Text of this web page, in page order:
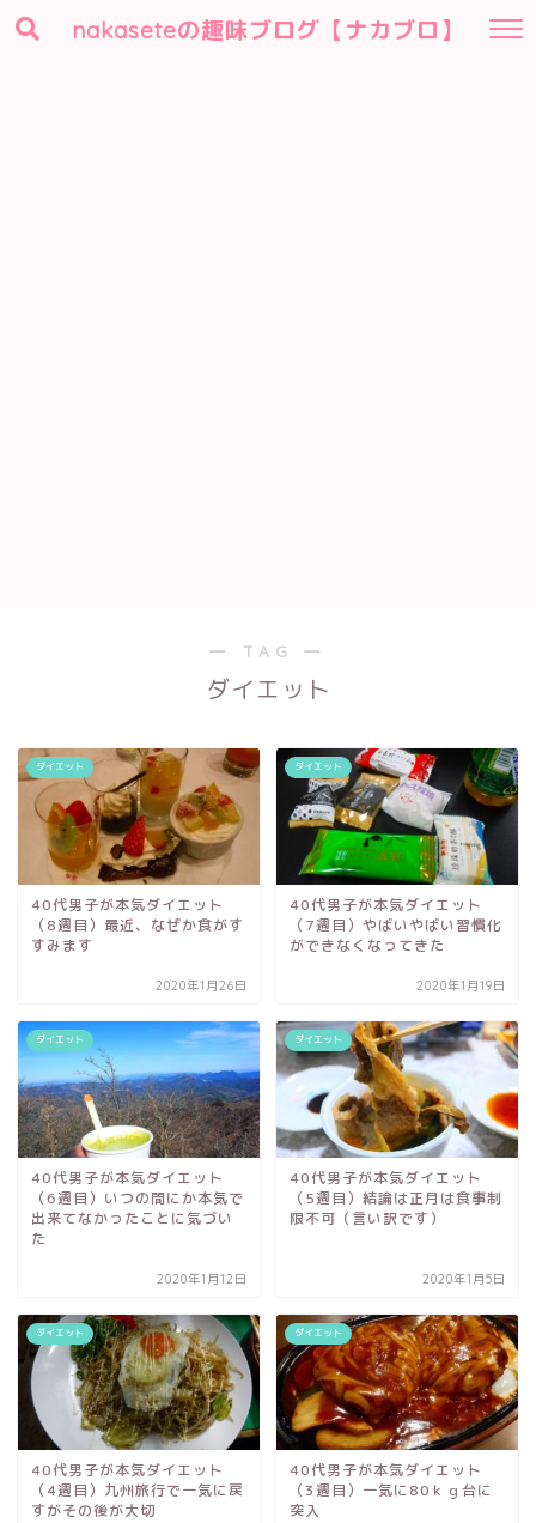
nakaseteの趣味ブログ【ナカブロ】
― TAG ―
ダイエット
ダイエット
40代男子が本気ダイエット
（8週目）最近、なぜか食がす
すみます
2020年1月26日
ダイエット
40代男子が本気ダイエット
（7週目）やばいやばい習慣化
ができなくなってきた
2020年1月19日
ダイエット
40代男子が本気ダイエット
（6週目）いつの間にか本気で
出来てなかったことに気づい
た
2020年1月12日
ダイエット
40代男子が本気ダイエット
（5週目）結論は正月は食事制
限不可（言い訳です）
2020年1月5日
ダイエット
40代男子が本気ダイエット
（4週目）九州旅行で一気に戻
すがその後が大切
ダイエット
40代男子が本気ダイエット
（3週目）一気に80ｋｇ台に
突入